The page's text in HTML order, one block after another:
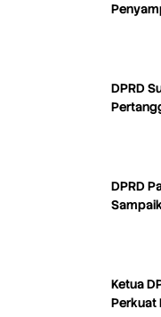
DPRD
DPRD
Ketua
Perkuat